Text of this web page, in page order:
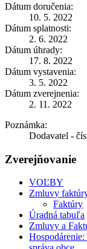
Dátum doručenia:
10. 5. 2022
Dátum splatnosti:
2. 6. 2022
Dátum úhrady:
17. 8. 2022
Dátum vystavenia:
3. 5. 2022
Dátum zverejnenia:
2. 11. 2022
Poznámka:
Dodavatel -
Zverejňovanie
VOĽBY
Zmluvy
Faktúry
Úradná tabuľa
Zmluvy a